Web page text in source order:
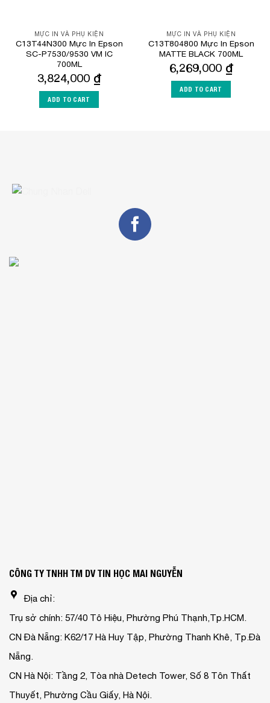
MỰC IN VÀ PHỤ KIỆN
C13T44N300 Mực In Epson
SC-P7530/9530 VM IC
700ML
3,824,000 ₫
ADD TO CART
MỰC IN VÀ PHỤ KIỆN
C13T804800 Mực In Epson
MATTE BLACK 700ML
6,269,000 ₫
ADD TO CART
CÔNG TY TNHH TM DV TIN HỌC MAI NGUYỄN
Địa chỉ:
Trụ sở chính: 57/40 Tô Hiệu, Phường Phú Thạnh,Tp.HCM.
CN Đà Nẵng: K62/17 Hà Huy Tập, Phường Thanh Khê, Tp.Đà
Nẵng.
CN Hà Nội: Tầng 2, Tòa nhà Detech Tower, Số 8 Tôn Thất
Thuyết, Phường Cầu Giấy, Hà Nội.